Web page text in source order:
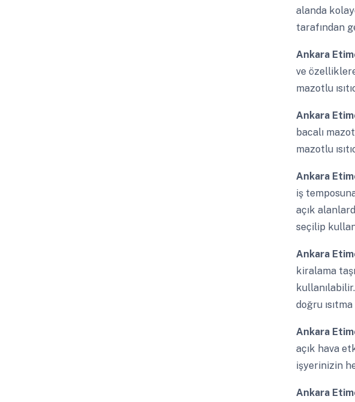
alanda
tarafından
Ankara
ve
mazotlu
Ankara
bacalı
mazotlu
Ankara
iş
açık
seçilip
Ankara
kiralama
doğru
Ankara
açık hava
işyerinizin
Ankara